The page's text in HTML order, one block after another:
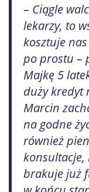
– Ciągle
lekarzy, to
kosztuje
po prostu –
Majkę 5
duży kredyt
Marcin
na godne
również
konsultacje,
brakuje już